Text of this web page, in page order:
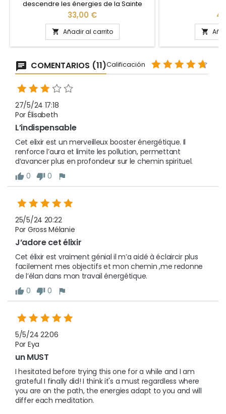
descendre les énergies de la Sainte
Trinité pour recevoir un soin qui s'adapte
à notre niveau d'évolution.
Precio
33,00 €
 Añadir al carrito 
COMENTARIOS (11)Calificación
27/5/24 17:18
Por Élisabeth
L’indispensable
Cet elixir est un merveilleux booster énergétique. Il
renforce l’aura et limite les pollution, permettant
d’avancer plus en profondeur sur le chemin spirituel.
0
0
25/5/24 20:22
Por Gross Mélanie
J’adore cet élixir
Cet élixir est vraiment génial il m’a aidé à éclaircir plus
facilement mes objectifs et mon chemin ,me redonne
de l’élan dans mon travail énergétique.
0
0
5/5/24 22:06
Por Eya
un MUST
I hesitated before trying this one for a while and I am
grateful I finally did! I think it's a must regardless where
you are on the path, the energies adapt to you and will
differ each meditation.